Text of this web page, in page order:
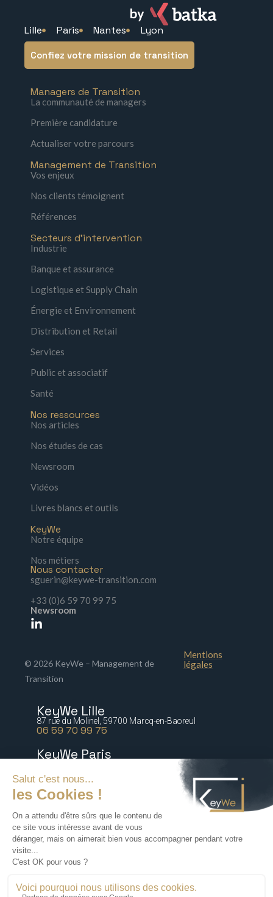
Lille Paris Nantes Lyon
Confiez votre mission de transition
Managers de Transition
La communauté de managers
Première candidature
Actualiser votre parcours
Management de Transition
Vos enjeux
Nos clients témoignent
Références
Secteurs d'intervention
Industrie
Banque et assurance
Logistique et Supply Chain
Énergie et Environnement
Distribution et Retail
Services
Public et associatif
Santé
Nos ressources
Nos articles
Nos études de cas
Newsroom
Vidéos
Livres blancs et outils
KeyWe
Notre équipe
Nos métiers
Nous contacter
sguerin@keywe-transition.com
+33 (0)6 59 70 99 75
Newsroom
© 2026 KeyWe – Management de
Transition
Mentions
légales
KeyWe Lille
87 rue du Molinel, 59700 Marcq-en-Baoreul
06 59 70 99 75
KeyWe Paris
5 bis rue Marguerite de Rochechouart 75009 Paris
06 77 64 21 54
KeyWe Nantes
06 16 47 67 88
KeyWe Lyon
72 rue Tronchet, 69006 Lyon
06 18 71 76 60